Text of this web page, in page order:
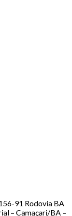
91 Rodovia BA
– Camaçari/BA –